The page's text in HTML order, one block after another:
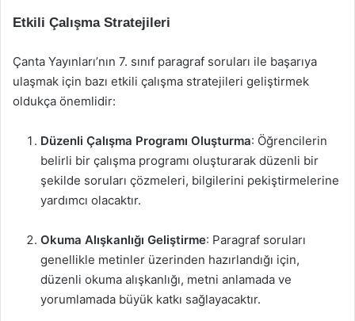
Etkili Çalışma Stratejileri
Çanta Yayınları’nın 7. sınıf paragraf soruları ile başarıya
ulaşmak için bazı etkili çalışma stratejileri geliştirmek
oldukça önemlidir:
Düzenli Çalışma Programı Oluşturma: Öğrencilerin
belirli bir çalışma programı oluşturarak düzenli bir
şekilde soruları çözmeleri, bilgilerini pekiştirmelerine
yardımcı olacaktır.
Okuma Alışkanlığı Geliştirme: Paragraf soruları
genellikle metinler üzerinden hazırlandığı için,
düzenli okuma alışkanlığı, metni anlamada ve
yorumlamada büyük katkı sağlayacaktır.